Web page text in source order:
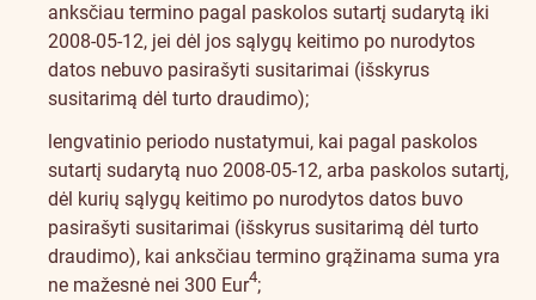
anksčiau termino pagal paskolos sutartį sudarytą iki
2008-05-12, jei dėl jos sąlygų keitimo po nurodytos
datos nebuvo pasirašyti susitarimai (išskyrus
susitarimą dėl turto draudimo);
lengvatinio periodo nustatymui, kai pagal paskolos
sutartį sudarytą nuo 2008-05-12, arba paskolos sutartį,
dėl kurių sąlygų keitimo po nurodytos datos buvo
pasirašyti susitarimai (išskyrus susitarimą dėl turto
draudimo), kai anksčiau termino grąžinama suma yra
ne mažesnė nei 300 Eur4;